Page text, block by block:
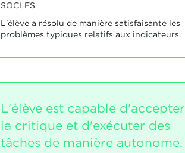
SOCLES
L'élève a résolu de manière satisfaisante les
problèmes typiques relatifs aux indicateurs.
L'élève est capable d'accepter
la critique et d'exécuter des
tâches de manière autonome.